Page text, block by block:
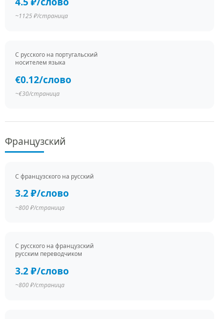
~1125 ₽/страница
С русского на португальский
носителем языка
€0.12/слово
~€30/страница
Французский
С французского на русский
3.2 ₽/слово
~800 ₽/страница
С русского на французский
русским переводчиком
3.2 ₽/слово
~800 ₽/страница